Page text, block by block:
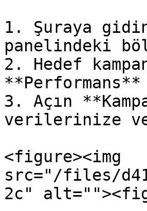
1. Şuraya
panelindeki
2. Hedef
3. Açın
verilerinize
<figure><img
src="/files/
2c"